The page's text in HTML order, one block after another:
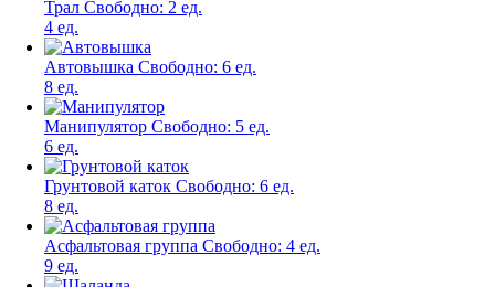
Трал Свободно: 2 ед.
4 ед.
Автовышка Свободно: 6 ед.
8 ед.
Манипулятор Свободно: 5 ед.
6 ед.
Грунтовой каток Свободно: 6 ед.
8 ед.
Асфальтовая группа Свободно: 4 ед.
9 ед.